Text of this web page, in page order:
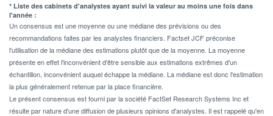
* Liste des cabinets d'analystes ayant suivi la valeur au moins une fois dans
l'année :
Un consensus est une moyenne ou une médiane des prévisions ou des
recommandations faites par les analystes financiers. Factset JCF préconise
l'utilisation de la médiane des estimations plutôt que de la moyenne. La moyenne
présente en effet l'inconvénient d'être sensible aux estimations extrêmes d'un
échantillon, inconvénient auquel échappe la médiane. La médiane est donc l'estimation
la plus généralement retenue par la place financière.
Le présent consensus est fourni par la société FactSet Research Systems Inc et
résulte par nature d'une diffusion de plusieurs opinions d'analystes. Il est rappelé qu'en